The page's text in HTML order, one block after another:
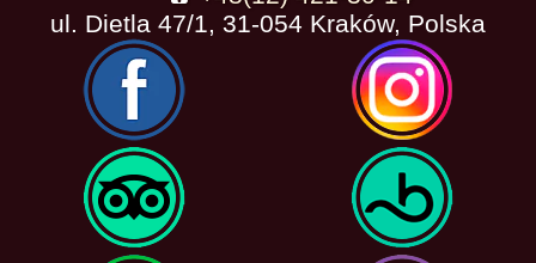
ul. Dietla 47/1, 31-054 Kraków, Polska